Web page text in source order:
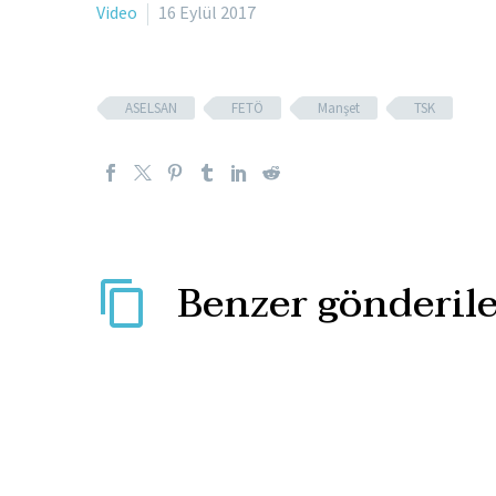
Video 16 Eylül 2017
ASELSAN FETÖ Manşet TSK
Benzer